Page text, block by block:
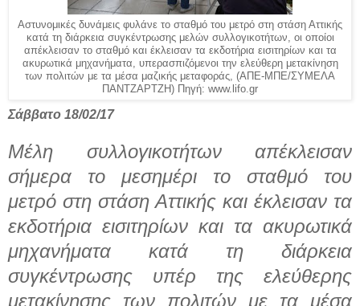
Αστυνομικές δυνάμεις φυλάνε το σταθμό του μετρό στη στάση Αττικής
κατά τη διάρκεια συγκέντρωσης μελών συλλογικοτήτων, οι οποίοι
απέκλεισαν το σταθμό και έκλεισαν τα εκδοτήρια εισιτηρίων και τα
ακυρωτικά μηχανήματα, υπερασπιζόμενοι την ελεύθερη μετακίνηση
των πολιτών με τα μέσα μαζικής μεταφοράς, (ΑΠΕ-ΜΠΕ/ΣΥΜΕΛΑ
ΠΑΝΤΖΑΡΤΖΗ) Πηγή: www.lifo.gr
Σάββατο 18/02/17
Μέλη συλλογικοτήτων απέκλεισαν
σήμερα το μεσημέρι το σταθμό του
μετρό στη στάση Αττικής και έκλεισαν τα
εκδοτήρια εισιτηρίων και τα ακυρωτικά
μηχανήματα κατά τη διάρκεια
συγκέντρωσης υπέρ της ελεύθερης
μετακίνησης των πολιτών με τα μέσα